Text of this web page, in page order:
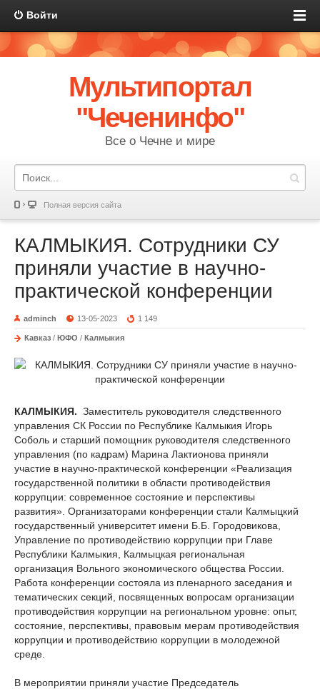
Войти
Мультипортал
"Чеченинфо"
Все о Чечне и мире
Полная версия сайта
КАЛМЫКИЯ. Сотрудники СУ
приняли участие в научно-
практической конференции
adminch 13-05-2023 1 149
Кавказ / ЮФО / Калмыкия
КАЛМЫКИЯ. Заместитель руководителя следственного
управления СК России по Республике Калмыкия Игорь
Соболь и старший помощник руководителя следственного
управления (по кадрам) Марина Лактионова приняли
участие в научно-практической конференции «Реализация
государственной политики в области противодействия
коррупции: современное состояние и перспективы
развития». Организаторами конференции стали Калмыцкий
государственный университет имени Б.Б. Городовикова,
Управление по противодействию коррупции при Главе
Республики Калмыкия, Калмыцкая региональная
организация Вольного экономического общества России.
Работа конференции состояла из пленарного заседания и
тематических секций, посвященных вопросам организации
противодействия коррупции на региональном уровне: опыт,
состояние, перспективы, правовым мерам противодействия
коррупции и противодействию коррупции в молодежной
среде.
В мероприятии приняли участие Председатель